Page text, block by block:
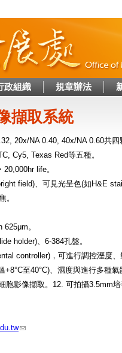
政組織 規章辦法
擷取系統
20x/NA 0.40, 40x/NA 0.60共四
Cy5, Texas Red等五種。
life。
field)、可見光呈色(如H&E
。
。
holder)、6-384孔盤。
controller)，可進行調控溼度、
至40°C)、濕度與進行多種氣
胞影像擷取。12. 可拍攝3.5mm